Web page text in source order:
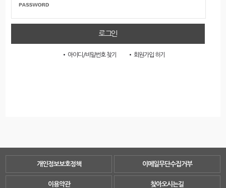
• 아이디/비밀번호 찾기 • 회원가입 하기
개인정보보호정책 이메일무단수집거부
이용약관 찾아오시는길